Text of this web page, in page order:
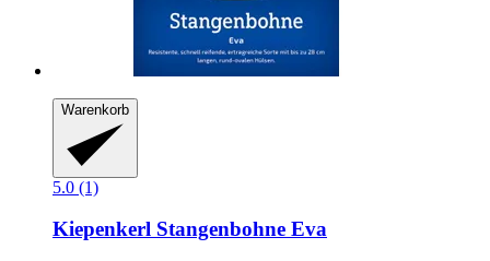
Warenkorb
5.0 (1)
Kiepenkerl Stangenbohne Eva